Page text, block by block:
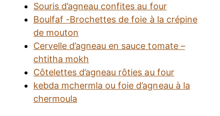
Souris d’agneau confites au four
Boulfaf -Brochettes de foie à la crépine
de mouton
Cervelle d’agneau en sauce tomate –
chtitha mokh
Côtelettes d’agneau rôties au four
kebda mchermla ou foie d’agneau à la
chermoula